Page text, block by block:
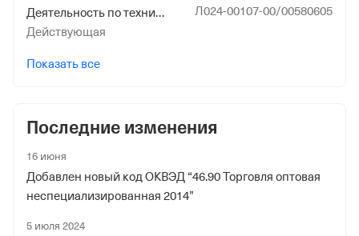
Деятельность по технической защите конфиденциальной информации
Л024-00107-00/00580605
Действующая
Показать все
Последние изменения
16 июня
Добавлен новый код ОКВЭД “46.90 Торговля оптовая
неспециализированная 2014”
5 июля 2024